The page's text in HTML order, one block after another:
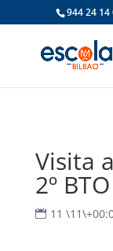
944 24 14
Visita
2º BTO
11